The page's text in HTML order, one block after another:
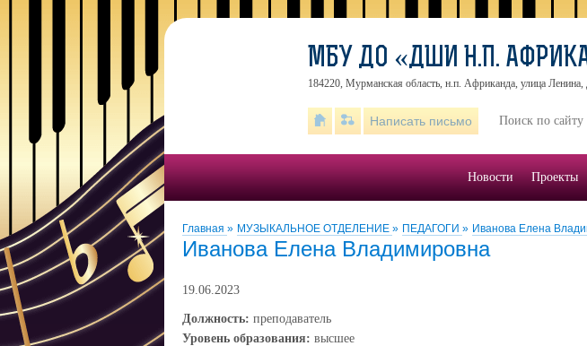
Главная » МУЗЫКАЛЬНОЕ ОТДЕЛЕНИЕ » ПЕДАГОГИ » Иванова Елена
Иванова Елена Владимировна
19.06.2023
Должность: преподаватель
Уровень образования: высшее
МБУ ДО «ДШИ Н.П.
184220, Мурманская область, н.п. Африканда, улица
Написать письмо
Новости Проекты